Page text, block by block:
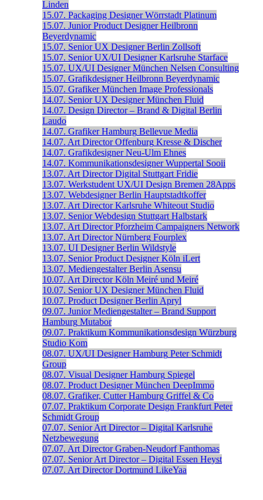
Linden
15.07. Packaging Designer Wörrstadt Platinum
15.07. Junior Product Designer Heilbronn
Beyerdynamic
15.07. Senior UX Designer Berlin Zollsoft
15.07. Senior UX/UI Designer Karlsruhe Starface
15.07. UX/UI Designer München Nelsen Consulting
15.07. Grafikdesigner Heilbronn Beyerdynamic
15.07. Grafiker München Image Professionals
14.07. Senior UX Designer München Fluid
14.07. Design Director – Brand & Digital Berlin
Laudo
14.07. Grafiker Hamburg Bellevue Media
14.07. Art Director Offenburg Kresse & Discher
14.07. Grafikdesigner Neu-Ulm Ehnes
14.07. Kommunikationsdesigner Wuppertal Sooii
13.07. Art Director Digital Stuttgart Fridie
13.07. Werkstudent UX/UI Design Bremen 28Apps
13.07. Webdesigner Berlin Hauptstadtkoffer
13.07. Art Director Karlsruhe Whiteout Studio
13.07. Senior Webdesign Stuttgart Halbstark
13.07. Art Director Pforzheim Campaigners Network
13.07. Art Director Nürnberg Fourplex
13.07. UI Designer Berlin Wildstyle
13.07. Senior Product Designer Köln iLert
13.07. Mediengestalter Berlin Asensu
10.07. Art Director Köln Meiré und Meiré
10.07. Senior UX Designer München Fluid
10.07. Product Designer Berlin Apryl
09.07. Junior Mediengestalter – Brand Support
Hamburg Mutabor
09.07. Praktikum Kommunikationsdesign Würzburg
Studio Kom
08.07. UX/UI Designer Hamburg Peter Schmidt
Group
08.07. Visual Designer Hamburg Spiegel
08.07. Product Designer München DeepImmo
08.07. Grafiker, Cutter Hamburg Griffel & Co
07.07. Praktikum Corporate Design Frankfurt Peter
Schmidt Group
07.07. Senior Art Director – Digital Karlsruhe
Netzbewegung
07.07. Art Director Graben-Neudorf Fanthomas
07.07. Senior Art Director – Digital Essen Heyst
07.07. Art Director Dortmund LikeYaa